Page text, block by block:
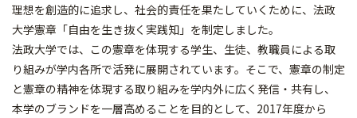
理想を創造的に追求し、社会的責任を果たしていくために、法政
大学憲章「自由を生き抜く実践知」を制定しました。
法政大学では、この憲章を体現する学生、生徒、教職員による取
り組みが学内各所で活発に展開されています。そこで、憲章の制定
と憲章の精神を体現する取り組みを学内外に広く発信・共有し、
本学のブランドを一層高めることを目的として、2017年度から